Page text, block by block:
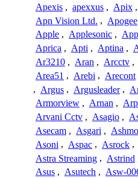
Apexis , apexxus , Apix ,
Apn Vision Ltd. , Apogee
Apple , Applesonic ,
Aprica , Apti , Aptina ,
Ar3210 , Aran , Arcctv ,
Area51 , Arebi , Arecont
, Argus , Argusleader ,
Armorview , Arnan , Arp
Arvani Cctv , Asagio ,
Asecam , Asgari ,
Asoni , Aspac , Asrock ,
Astra Streaming , Astrind
Asus , Asutech , Asw-